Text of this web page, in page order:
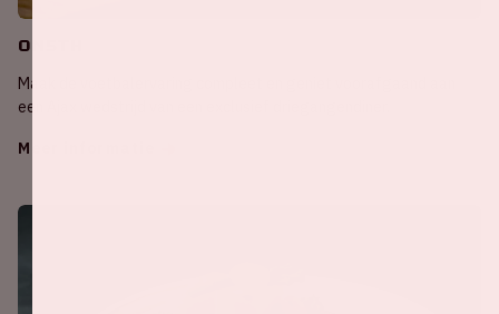
ON5TH
Maak de voetbalervaring compleet en geniet voorafgaand aan
een Ajax wedstrijd van een exclusief driegangendiner.
Meer informatie